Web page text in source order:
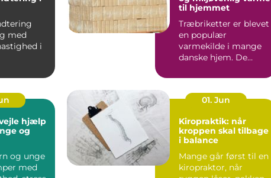
med
i
til hjemmet
Træbriketter er blevet
en populær
varmekilde i mange
danske hjem. De
er nemme...
hjælp
og
og unge
med
01. Jun
Kiropraktik: når
kroppen skal tilbage
i balance
Mange går først til en
kiropraktor, når